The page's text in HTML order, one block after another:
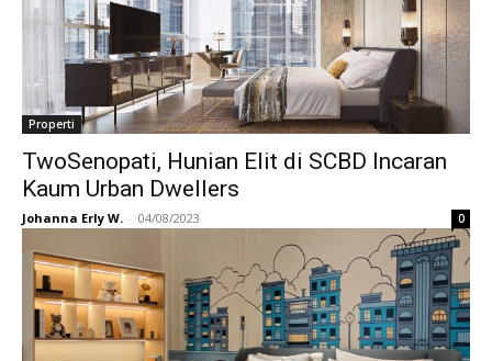
Properti
TwoSenopati, Hunian Elit di SCBD Incaran
Kaum Urban Dwellers
Johanna Erly W. - 04/08/2023 0